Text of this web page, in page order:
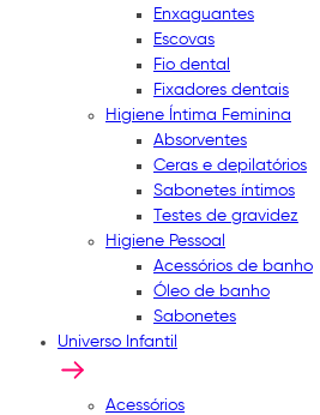
Enxaguantes
Escovas
Fio dental
Fixadores dentais
Higiene Íntima Feminina
Absorventes
Ceras e depilatórios
Sabonetes íntimos
Testes de gravidez
Higiene Pessoal
Acessórios de banho
Óleo de banho
Sabonetes
Universo Infantil
Acessórios